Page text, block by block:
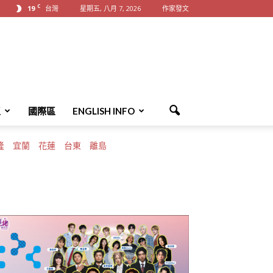
19 C 台灣 星期五, 八月 7, 2026 作家發文
國際區 ENGLISH INFO
宜蘭 花蓮 台東 離島